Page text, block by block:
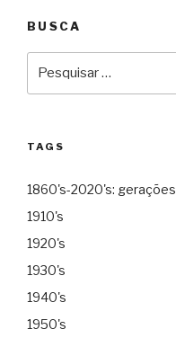
BUSCA
TAGS
1860's-2020's: gerações
1910's
1920's
1930's
1940's
1950's